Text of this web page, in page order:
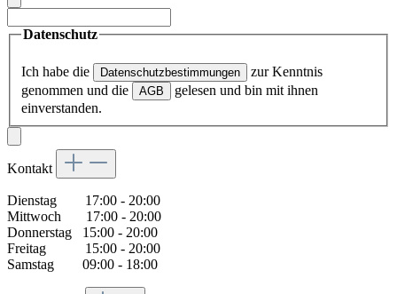
Datenschutz
Ich habe die Datenschutzbestimmungen
zur Kenntnis
genommen und die
AGB
gelesen und bin mit ihnen
einverstanden.
Kontakt
Dienstag 17:00 - 20:00
Mittwoch 17:00 - 20:00
Donnerstag 15:00 - 20:00
Freitag 15:00 - 20:00
Samstag 09:00 - 18:00